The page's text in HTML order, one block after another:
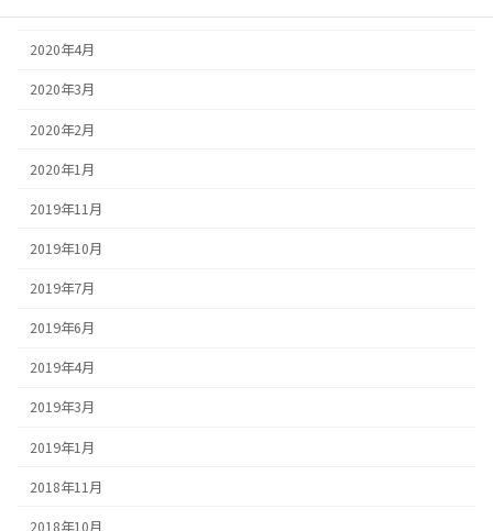
2020年4月
2020年3月
2020年2月
2020年1月
2019年11月
2019年10月
2019年7月
2019年6月
2019年4月
2019年3月
2019年1月
2018年11月
2018年10月